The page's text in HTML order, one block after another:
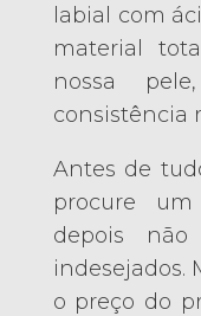
labial com
material
nossa
consistência
Antes de
procure
depois não
indesejados.
o preço do